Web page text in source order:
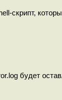
будет